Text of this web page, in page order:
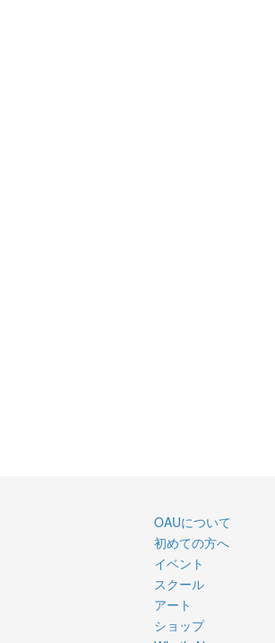
OAUについて
初めての方へ
イベント
スクール
アート
ショップ